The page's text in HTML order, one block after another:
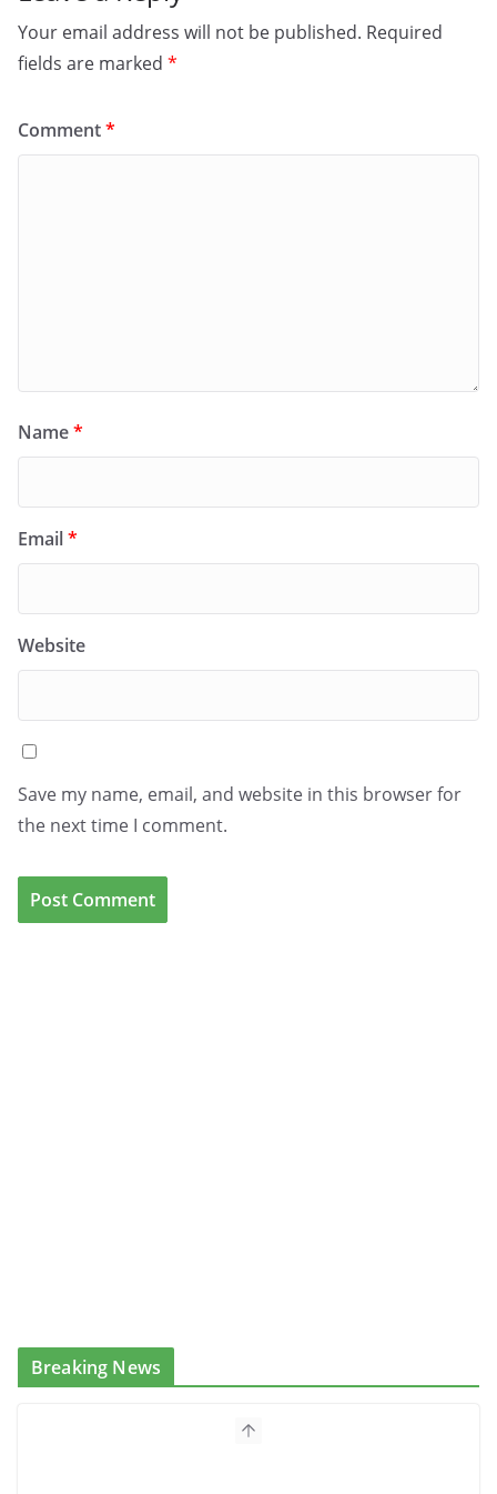
Your email address will not be published. Required
fields are marked *
Comment*
Name*
Email*
Website
Save my name, email, and website in this browser for
the next time I comment.
Breaking News